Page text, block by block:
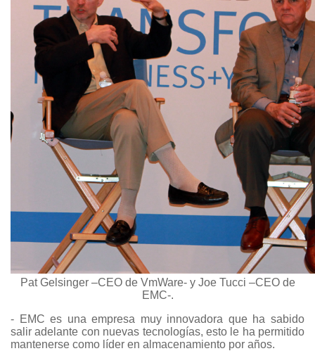
Pat Gelsinger –CEO de VmWare- y Joe Tucci –CEO de
EMC-.
- EMC es una empresa muy innovadora que ha sabido
salir adelante con nuevas tecnologías, esto le ha permitido
mantenerse como líder en almacenamiento por años.